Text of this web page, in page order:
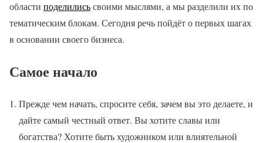
области поделилисьсвоими мыслями, а мы разделили их по
тематическим блокам. Сегодня речь пойдёт о первых шагах
в основании своего бизнеса.
Самое начало
Прежде чем начать, спросите себя, зачем вы это делаете, и
дайте самый честный ответ. Вы хотите славы или
богатства? Хотите быть художником или влиятельной